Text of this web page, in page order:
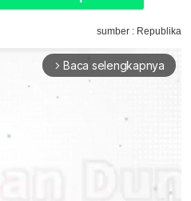
sumber : Republika
arrow_forward_ios Baca selengkapnya